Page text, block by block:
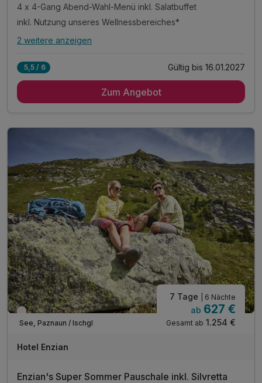
4 x 4-Gang Abend-Wahl-Menü inkl. Salatbuffet
inkl. Nutzung unseres Wellnessbereiches*
Alle Inklusivleistungen
4 x Reichhaltiges Frühstücksbuffet mit Bioecke
inkl. Nutzung des Skibuses im ganzen Paznauntal**
2 weitere anzeigen
5,5 / 6 Gültig bis 16.01.2027
Zum Angebot
Nur noch Restplätze
See, Paznaun / Ischgl
7 Tage | 6 Nächte
ab 627 €
Gesamt ab 1.254 €
Hotel Enzian
Enzian's Super Sommer Pauschale inkl. Silvretta